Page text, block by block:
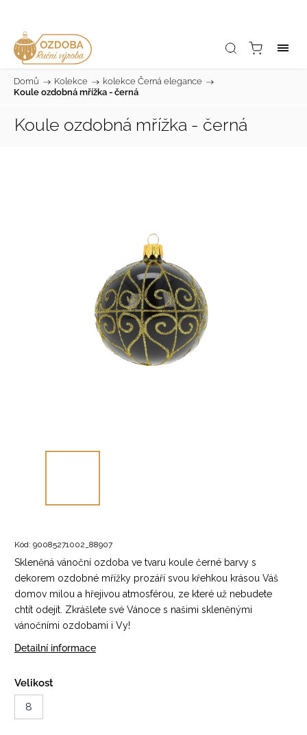
Domů / Kolekce / kolekce Černá elegance /
Koule ozdobná mřížka - černá
Koule ozdobná mřížka - černá
Kód: 90085271002_88907
Skleněná vánoční ozdoba ve tvaru koule černé barvy s
dekorem ozdobné mřížky prozáří svou křehkou krásou Váš
domov milou a hřejivou atmosférou, ze které už nebudete
chtít odejít. Zkrášlete své Vánoce s našimi skleněnými
vánočními ozdobami i Vy!
Detailní informace
Velikost
8